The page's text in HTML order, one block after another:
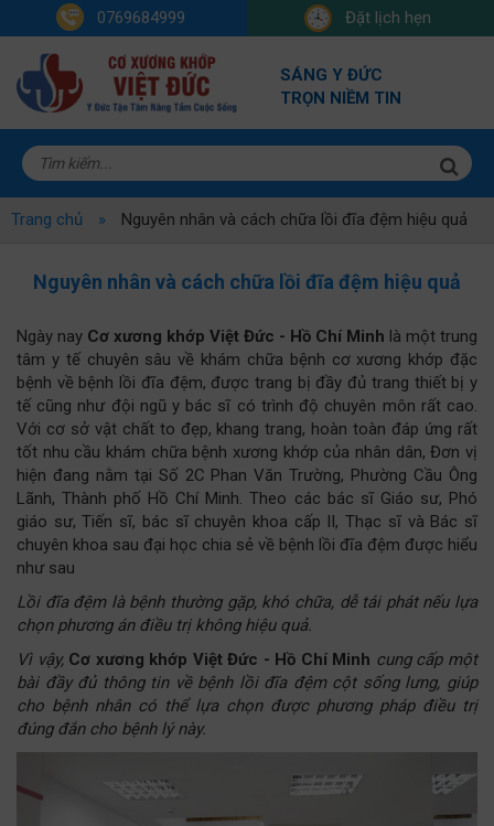
0769684999 Đặt lịch hẹn
SÁNG Y ĐỨC
TRỌN NIỀM TIN
Trang chủ Nguyên nhân và cách chữa lồi đĩa đệm hiệu quả
Nguyên nhân và cách chữa lồi đĩa đệm hiệu quả
Ngày nay Cơ xương khớp Việt Đức - Hồ Chí Minh là một trung
tâm y tế chuyên sâu về khám chữa bệnh cơ xương khớp đặc
bệnh về bệnh lồi đĩa đệm, được trang bị đầy đủ trang thiết bị y
tế cũng như đội ngũ y bác sĩ có trình độ chuyên môn rất cao.
Với cơ sở vật chất to đẹp, khang trang, hoàn toàn đáp ứng rất
tốt nhu cầu khám chữa bệnh xương khớp của nhân dân, Đơn vị
hiện đang nằm tại Số 2C Phan Văn Trường, Phường Cầu Ông
Lãnh, Thành phố Hồ Chí Minh. Theo các bác sĩ Giáo sư, Phó
giáo sư, Tiến sĩ, bác sĩ chuyên khoa cấp II, Thạc sĩ và Bác sĩ
chuyên khoa sau đại học chia sẻ về bệnh lồi đĩa đệm được hiểu
như sau
Lồi đĩa đệm là bệnh thường gặp, khó chữa, dễ tái phát nếu lựa
chọn phương án điều trị không hiệu quả.
Vì vậy, Cơ xương khớp Việt Đức - Hồ Chí Minh cung cấp một
bài đầy đủ thông tin về bệnh lồi đĩa đệm cột sống lưng, giúp
cho bệnh nhân có thể lựa chọn được phương pháp điều trị
đúng đắn cho bệnh lý này.